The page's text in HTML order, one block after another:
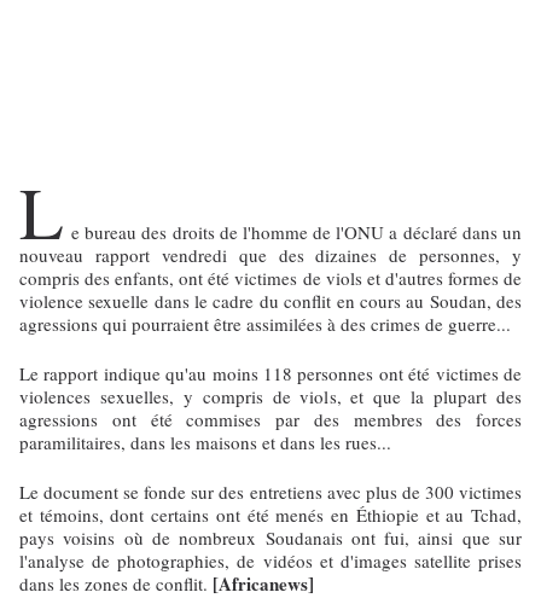
L e bureau des droits de l'homme de l'ONU a déclaré dans un
nouveau rapport vendredi que des dizaines de personnes, y
compris des enfants, ont été victimes de viols et d'autres formes de
violence sexuelle dans le cadre du conflit en cours au Soudan, des
agressions qui pourraient être assimilées à des crimes de guerre...
Le rapport indique qu'au moins 118 personnes ont été victimes de
violences sexuelles, y compris de viols, et que la plupart des
agressions ont été commises par des membres des forces
paramilitaires, dans les maisons et dans les rues...
Le document se fonde sur des entretiens avec plus de 300 victimes
et témoins, dont certains ont été menés en Éthiopie et au Tchad,
pays voisins où de nombreux Soudanais ont fui, ainsi que sur
l'analyse de photographies, de vidéos et d'images satellite prises
dans les zones de conflit. [Africanews]